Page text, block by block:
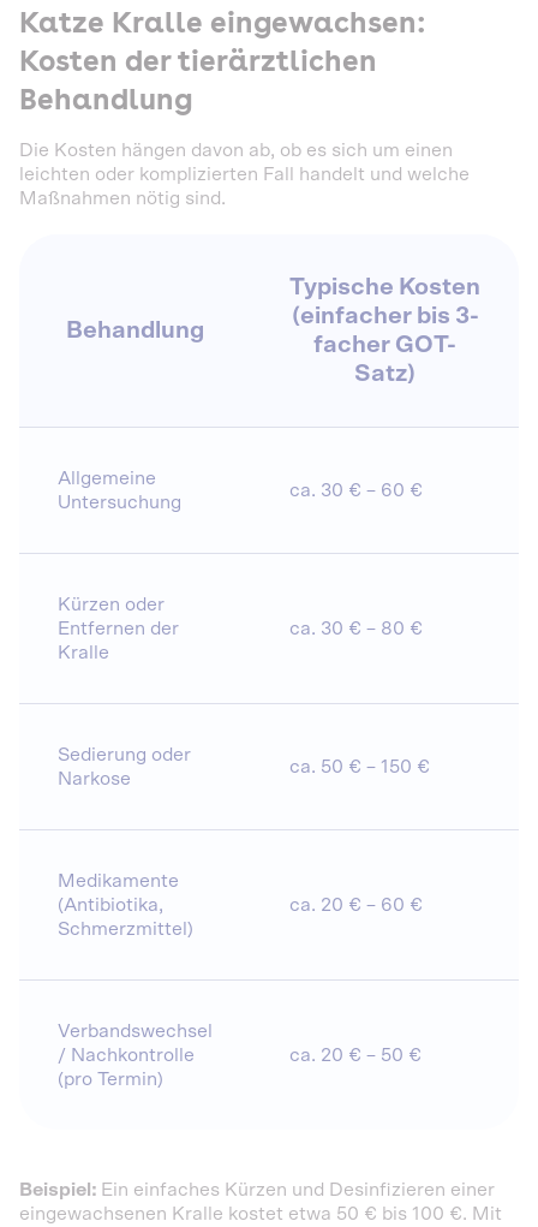
Katze Kralle eingewachsen:
Kosten der tierärztlichen
Behandlung
Die Kosten hängen davon ab, ob es sich um einen
leichten oder komplizierten Fall handelt und welche
Maßnahmen nötig sind.
Behandlung
Typische Kosten
(einfacher bis 3-
facher GOT-
Satz)
Allgemeine
Untersuchung
ca. 30 € – 60 €
Kürzen oder
Entfernen der
Kralle
ca. 30 € – 80 €
Sedierung oder
Narkose
ca. 50 € – 150 €
Medikamente
(Antibiotika,
Schmerzmittel)
ca. 20 € – 60 €
Verbandswechsel
/ Nachkontrolle
(pro Termin)
ca. 20 € – 50 €
Beispiel: Ein einfaches Kürzen und Desinfizieren einer
eingewachsenen Kralle kostet etwa 50 € bis 100 €. Mit